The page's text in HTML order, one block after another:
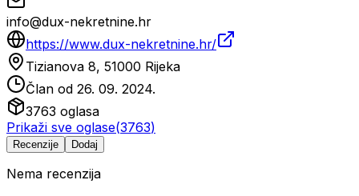
info@dux-nekretnine.hr
https://www.dux-nekretnine.hr/
Tizianova 8, 51000 Rijeka
Član od 26. 09. 2024.
3763 oglasa
Prikaži sve oglase(3763)
Recenzije Dodaj
Nema recenzija